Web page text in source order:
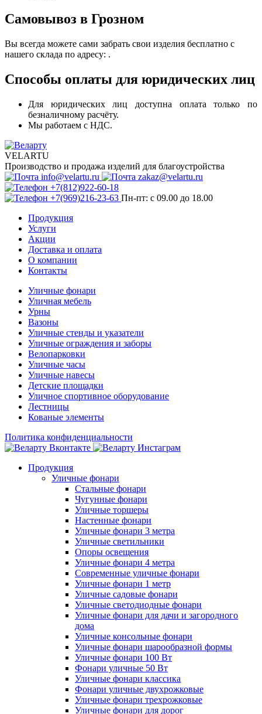
Самовывоз в Грозном
Вы всегда можете сами забрать свои изделия бесплатно с
нашего склада по адресу: .
Способы оплаты для юридических лиц
Для юридических лиц доступна оплата только по
безналичному расчёту.
Мы работаем с НДС.
VELARTU
Производство и продажа изделий для благоустройства
info@velartu.ru
zakaz@velartu.ru
+7(812)922-60-18
+7(969)216-23-63 Пн-пт: с 09.00 до 18.00
Продукция
Услуги
Акции
Доставка и оплата
О компании
Контакты
Уличные фонари
Уличная мебель
Урны
Вазоны
Уличные стенды и указатели
Уличные ограждения и заборы
Велопарковки
Уличные часы
Уличные навесы
Детские площадки
Уличное спортивное оборудование
Лестницы
Кованые элементы
Политика конфиденциальности
Продукция
Уличные фонари
Стальные фонари
Чугунные фонари
Уличные торшеры
Настенные фонари
Уличные фонари 3 метра
Уличные светильники
Опоры освещения
Уличные фонари 4 метра
Современные уличные фонари
Уличные фонари 1 метр
Уличные садовые фонари
Уличные светодиодные фонари
Уличные фонари для дачи и загородного
дома
Уличные консольные фонари
Уличные фонари шарообразной формы
Уличные фонари 100 Вт
Фонари уличные 50 Вт
Уличные фонари классика
Фонари уличные двухрожковые
Уличные фонари трехрожковые
Уличные фонари для дорог